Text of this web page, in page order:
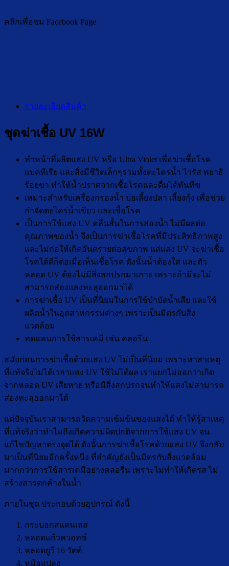
คลิกเพื่อชม Facebook Page
รายละเอียดสินค้า
ชุดฆ่าเชื้อ UV 16W
ทำหน้าที่ผลิตแสง UV หรือ Ultra Violet เพื่อฆ่าเชื้อโรค
แบคทีเรีย และสิ่งมีชีวิตเล็กๆรวมทั้งตะไคร่น้ำ ไวรัส พยาธิ
ร้อยขา ทำให้น้ำปราศจากเชื้อโรคและดื่มได้ทันทีฃ
เหมาะสำหรับเครื่องกรองน้ำ บ่อเลี้ยงปลา เลี้ยงกุ้ง เพื่อช่วย
กำจัดตะไคร่น้ำเขียว และเชื้อโรค
เป็นการใช้แสง UV คลื่นสั้นในการส่องน้ำ ไม่มีผลต่อ
คุณภาพของน้ำ จึงเป็นการฆ่าเชื้อโรคที่มีประสิทธิภาพสูง
และไม่ก่อให้เกิดอันตรายต่อสุขภาพ แต่แสง UV จะฆ่าเชื้อ
โรคได้ดีก็ต่อเมื่อเห็นเชื้อโรค ดังนั้นน้ำต้องใส และตัว
หลอด UV ต้องไม่มีสิ่งสกปรกมาเกาะ เพราะถ้ามีจะไม่
สามารถส่องแสงทะลุออกมาได้
การฆ่าเชื้อ UV เป็นที่นิยมในการใช้บำบัดน้ำเสีย และใช้
ผลิตน้ำในอุตสาหกรรมต่างๆ เพราะเป็นมิตรกับสิ่ง
แวดล้อม
ทดแทนการใช้สารเคมี เช่น คลอรีน
สมัยก่อนการฆ่าเชื้อด้วยแสง UV ไม่เป็นที่นิยม เพราะหาสาเหตุ
ที่แท้จริงไม่ได้เวลาแสง UV ใช้ไม่ได้ผล เราแยกไม่ออกว่าเกิด
จากหลอด UV เสียหาย หรือมีสิ่งสกปรกจนทำให้แสงไม่สามารถ
ส่องทะลุออกมาได้
แต่ปัจจุบันเราสามารถวัดความเข้มข้นของแสงได้ ทำให้รู้สาเหตุ
ที่แท้จริงว่าทำไมถึงเกิดความผิดปกติจากการใช้แสง UV จน
แก้ไขปัญหาตรงจุดได้ ดังนั้นการฆ่าเชื้อโรคด้วยแสง UV จึงกลับ
มาเป็นที่นิยมอีกครั้งหนึ่ง ที่สำคัญยังเป็นมิตรกับสิ่งแวดล้อม
มากกว่าการใช้สารเคมีอย่างคลอรีน เพราะไม่ทำให้เกิดรส ไม่
สร้างสารตกค้างในน้ำ
ภายในชุด ประกอบด้วยอุปกรณ์ ดังนี้
กระบอกสแตนเลส
หลอดแก้วควอทซ์
หลอดยูวี 16 วัตต์
หม้อแปลง